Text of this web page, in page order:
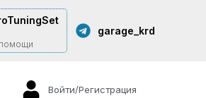
garage_krd
Войти/Регистрация